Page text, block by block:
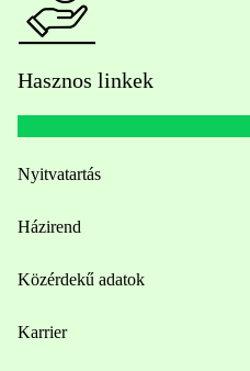
Hasznos linkek
Nyitvatartás
Házirend
Közérdekű adatok
Karrier